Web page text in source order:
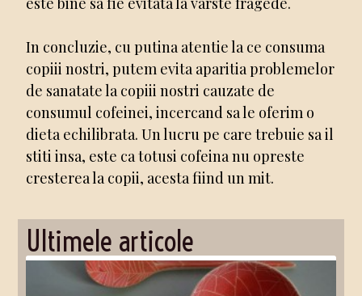
In concluzie, cu putina atentie la ce consuma
copiii nostri, putem evita aparitia problemelor
de sanatate la copiii nostri cauzate de
consumul cofeinei, incercand sa le oferim o
dieta echilibrata. Un lucru pe care trebuie sa il
stiti insa, este ca totusi cofeina nu opreste
cresterea la copii, acesta fiind un mit.
Ultimele articole